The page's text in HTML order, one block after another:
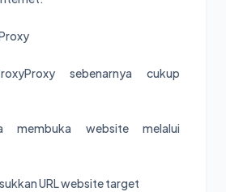
sebenarnya cukup
membuka website melalui
URL website target